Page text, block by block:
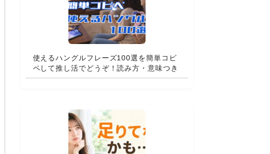
使えるハングルフレーズ100選を簡単コピ
ペして推し活でどうぞ！読み方・意味つき